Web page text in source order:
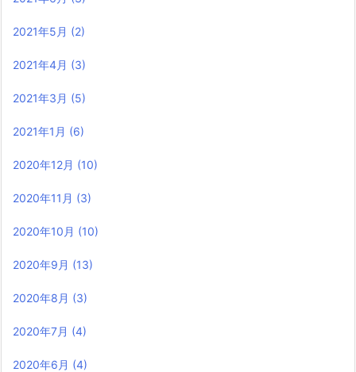
2021年5月 (2)
2021年4月 (3)
2021年3月 (5)
2021年1月 (6)
2020年12月 (10)
2020年11月 (3)
2020年10月 (10)
2020年9月 (13)
2020年8月 (3)
2020年7月 (4)
2020年6月 (4)